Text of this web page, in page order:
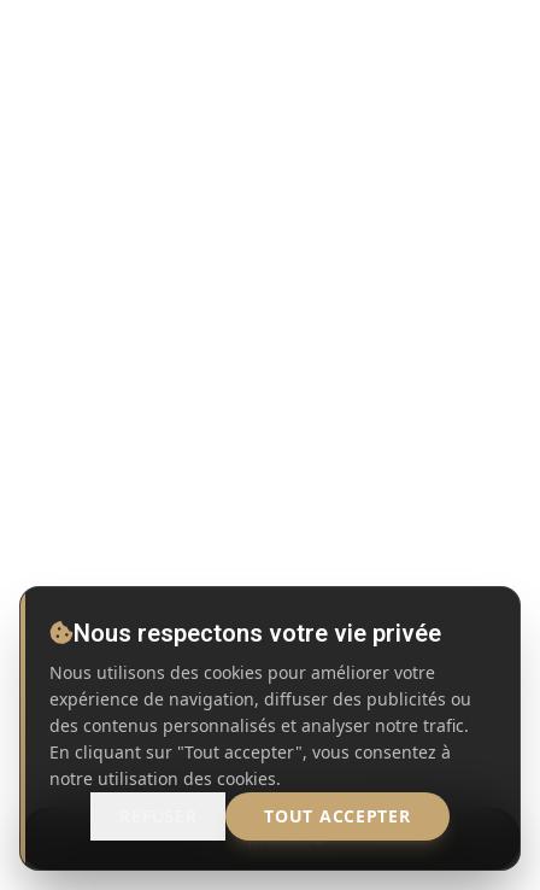
Propriétés
Nous respectons votre vie privée
Nous utilisons des cookies pour améliorer votre
expérience de navigation, diffuser des publicités ou
des contenus personnalisés et analyser notre trafic.
En cliquant sur "Tout accepter", vous consentez à
notre utilisation des cookies.
TOUT ACCEPTER